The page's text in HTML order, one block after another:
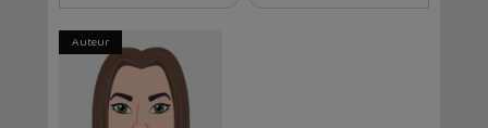
Auteur